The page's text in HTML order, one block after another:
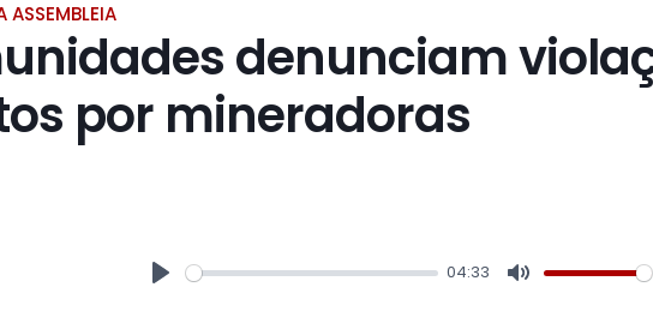
ASSEMBLEIA
denunciam
por mineradoras
04:33